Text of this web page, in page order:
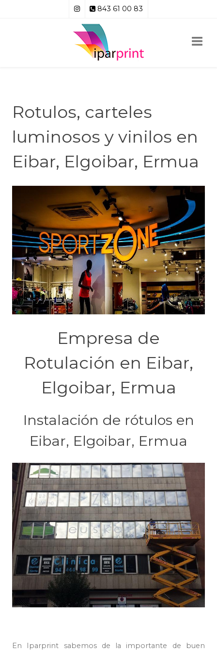
843 61 00 83
Rotulos, carteles
luminosos y vinilos en
Eibar, Elgoibar, Ermua
Empresa de
Rotulación en Eibar,
Elgoibar, Ermua
Instalación de rótulos en
Eibar, Elgoibar, Ermua
En Iparprint sabemos de la importante de buen